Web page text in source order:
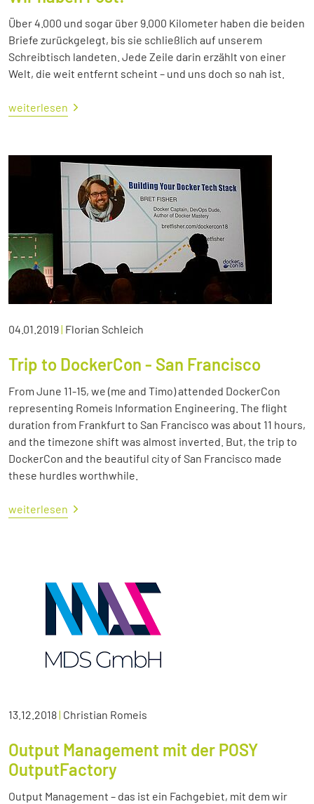
Über 4.000 und sogar über 9.000 Kilometer haben die beiden
Briefe zurückgelegt, bis sie schließlich auf unserem
Schreibtisch landeten. Jede Zeile darin erzählt von einer
Welt, die weit entfernt scheint – und uns doch so nah ist.
weiterlesen
04.01.2019| Florian Schleich
Trip to DockerCon - San Francisco
From June 11-15, we (me and Timo) attended DockerCon
representing Romeis Information Engineering. The flight
duration from Frankfurt to San Francisco was about 11 hours,
and the timezone shift was almost inverted. But, the trip to
DockerCon and the beautiful city of San Francisco made
these hurdles worthwhile.
weiterlesen
13.12.2018| Christian Romeis
Output Management mit der POSY
OutputFactory
Output Management – das ist ein Fachgebiet, mit dem wir